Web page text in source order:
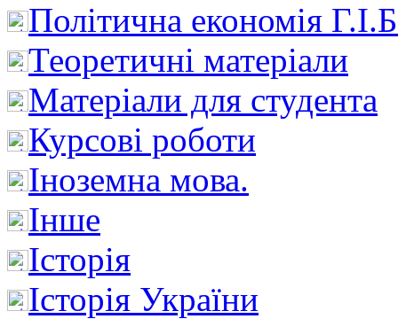
Політична економія
Теоретичні матеріали
Матеріали для студента
Курсові роботи
Іноземна мова.
Інше
Історія
Історія України